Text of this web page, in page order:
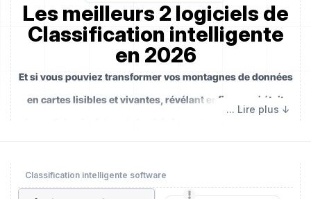
Les meilleurs 2 logiciels de
Classification intelligente
en 2026
Et si vous pouviez transformer vos montagnes de données
en cartes lisibles et vivantes, révélant enfin ce qui était
un chef d’orchestre invisible, capable de donner du
d’organiser l’inattendu avec une précision millimétrée.
Classification intelligente software